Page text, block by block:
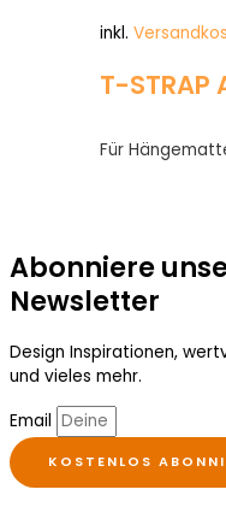
inkl.
T-
Für
Abonniere
Newsletter
Design Inspirationen,
und vieles mehr.
Email
KOSTENLOS